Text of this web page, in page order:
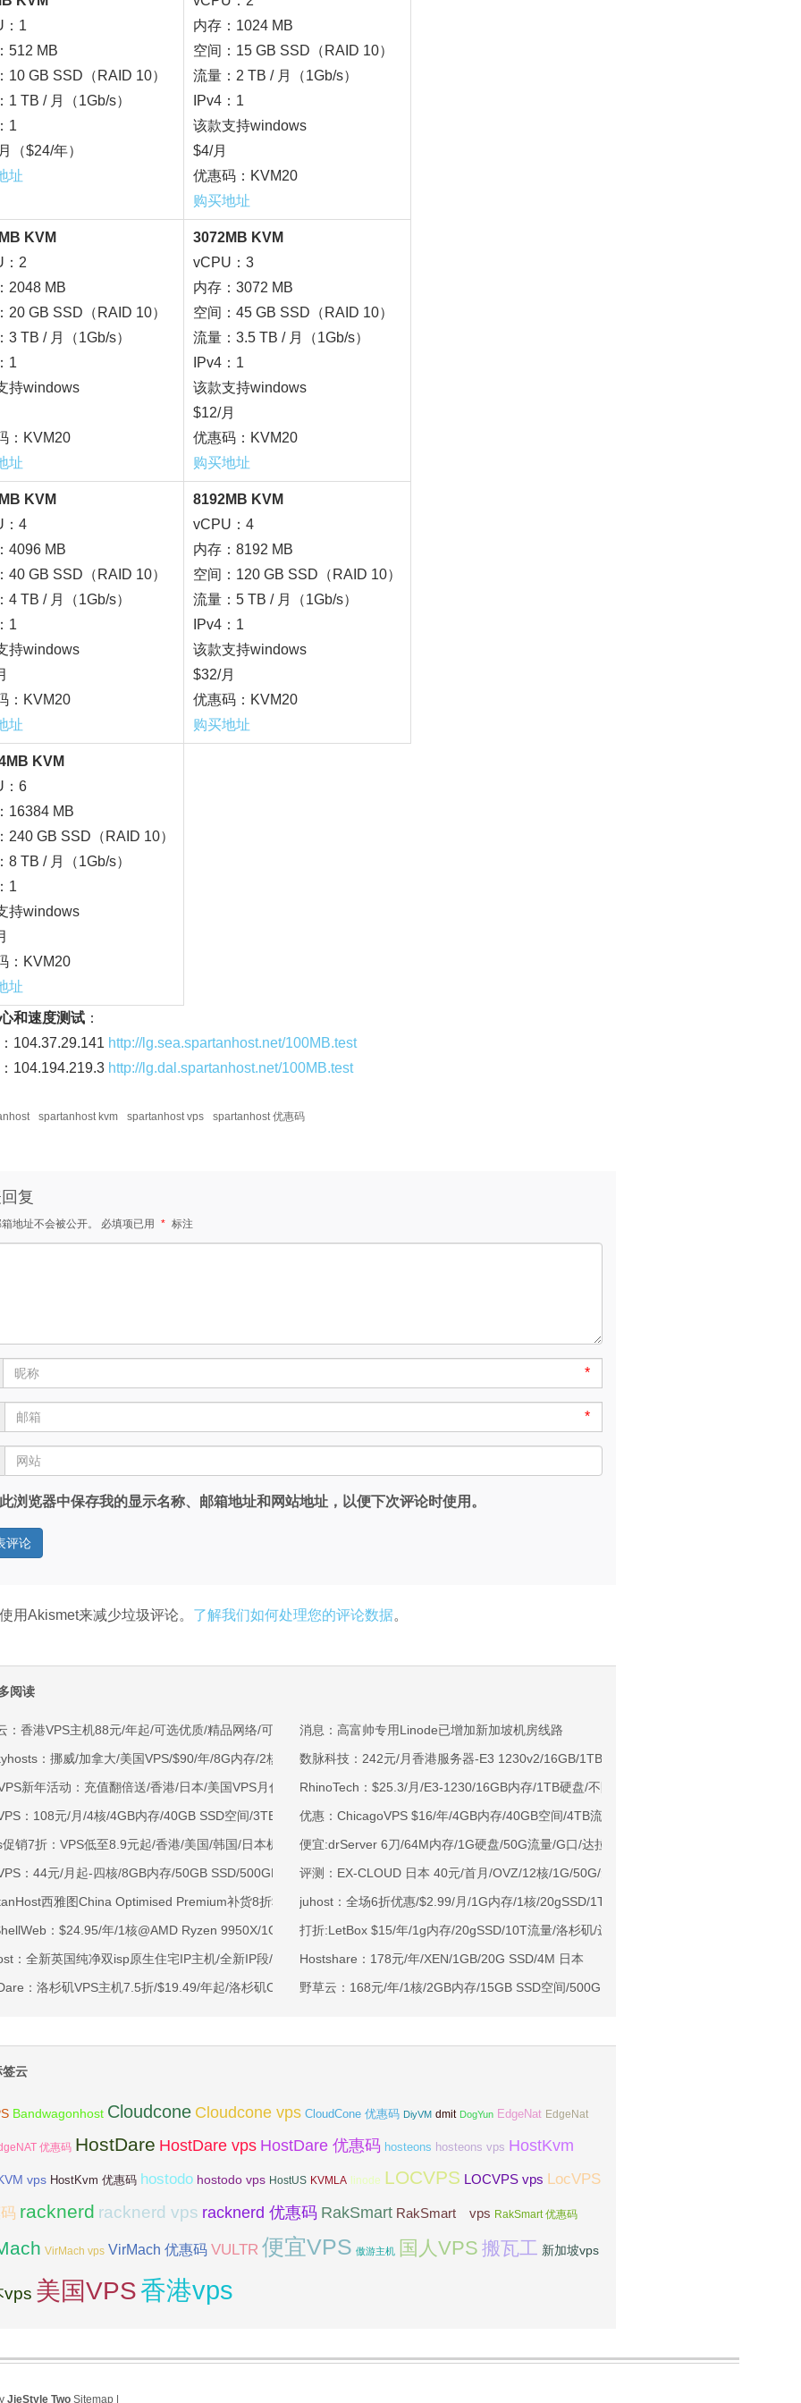
：1
512 MB
10 GB SSD（RAID 10）
1 TB / 月（1Gb/s）
1
（$24/年）
址
内存：1024 MB
空间：15 GB SSD（RAID 10）
流量：2 TB / 月（1Gb/s）
IPv4：1
该款支持windows
$4/月
优惠码：KVM20
购买地址
KVM
：2
2048 MB
20 GB SSD（RAID 10）
3 TB / 月（1Gb/s）
1
持windows
：KVM20
址
3072MB KVM
vCPU：3
内存：3072 MB
空间：45 GB SSD（RAID 10）
流量：3.5 TB / 月（1Gb/s）
IPv4：1
该款支持windows
$12/月
优惠码：KVM20
购买地址
KVM
：4
4096 MB
40 GB SSD（RAID 10）
4 TB / 月（1Gb/s）
1
持windows
：KVM20
址
8192MB KVM
vCPU：4
内存：8192 MB
空间：120 GB SSD（RAID 10）
流量：5 TB / 月（1Gb/s）
IPv4：1
该款支持windows
$32/月
优惠码：KVM20
购买地址
KVM
：6
16384 MB
240 GB SSD（RAID 10）
8 TB / 月（1Gb/s）
1
持windows
：KVM20
址
和速度测试 ：
104.37.29.141 http://lg.sea.spartanhost.net/100MB.test
104.194.219.3 http://lg.dal.spartanhost.net/100MB.test
spartanhost kvm spartanhost vps spartanhost 优惠码
复
地址不会被公开。 必填项已用 * 标注
*
*
浏览器中保存我的显示名称、邮箱地址和网站地址，以便下次评论时使用。
用Akismet来减少垃圾评论。 了解我们如何处理您的评论数据。
阅读
：香港VPS主机88元/年起/可选优质/精品网络/可选100M不限流量/免费CNIX/支持主流AI访问
：挪威/加拿大/美国VPS/$90/年/8G内存/2核/80gNVMe/4T流量
新年活动：充值翻倍送/香港/日本/美国VPS月付9.5折年付8折起/新用户下单送30元
：108元/月/4核/4GB内存/40GB SSD空间/3TB流量/750Mbps-1Gbps端口/KVM/深港IX/双端独立IP/香港原生IP
销7折：VPS低至8.9元起/香港/美国/韩国/日本机房/可选CN2 GIA/AS9929/CMIN2/软银等线路
：44元/月起-四核/8GB内存/50GB SSD/500GB@40Mbps/香港标准区/国内优化网络
西雅图China Optimised Premium补货8折$19.2/月起-四核AMD Ryzen7950x/4GB/100GB NVMe/5TB@10Gbps/免费DDoS防御
：$24.95/年/1核@AMD Ryzen 9950X/1GB内存/20GB NVMe空间/6TB流量/10Gbps端口/KVM/洛杉矶
：全新英国纯净双isp原生住宅IP主机/全新IP段/全新宿主机/9折月付61元起
：洛杉矶VPS主机7.5折/$19.49/年起/洛杉矶CN2 GIA/日本/保加利亚VPS九折
消息：高富帅专用Linode已增加新加坡机房线路
数脉科技：242元/月香港服务器-E3 1230v2/16GB/1TB/3IP,可选CN2+BGP/华为精品网
RhinoTech：$25.3/月/E3-1230/16GB内存/1TB硬盘/不限流量/100Mbps带宽/DDOS/硅谷/
优惠：ChicagoVPS $16/年/4GB内存/40GB空间/4TB流量/4 IP/OpenVZ/洛杉矶
便宜:drServer 6刀/64M内存/1G硬盘/50G流量/G口/达拉斯
评测：EX-CLOUD 日本 40元/首月/OVZ/12核/1G/50G/无限流量 100Mbps 首付八折
juhost：全场6折优惠/$2.99/月/1G内存/1核/20gSSD/1T流量/直连带宽-香港100M/日本
打折:LetBox $15/年/1g内存/20gSSD/10T流量/洛杉矶/达拉斯
Hostshare：178元/年/XEN/1GB/20G SSD/4M 日本
野草云：168元/年/1核/2GB内存/15GB SSD空间/500GB流量/100Mbps端口/KVM/香港BGP
云
Bandwagonhost Cloudcone Cloudcone vps CloudCone 优惠码 DiyVM dmit DogYun EdgeNat EdgeNat
优惠码 HostDare HostDare vps HostDare 优惠码 hosteons hosteons vps HostKvm
vps HostKvm 优惠码 hostodo hostodo vps HostUS KVMLA linode LOCVPS LOCVPS vps LocVPS
racknerd racknerd vps racknerd 优惠码 RakSmart RakSmart vps RakSmart 优惠码
VirMach vps VirMach 优惠码 VULTR 便宜VPS 傲游主机 国人VPS 搬瓦工 新加坡vps
vps 美国VPS香港vps
JieStyle Two Sitemap